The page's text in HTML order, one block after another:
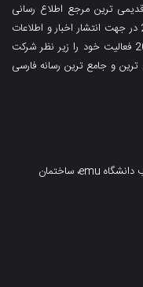
قدیمی ترین مرجع اطلاع رسانی
فارسی زبان در قبرس فعالیت خود را از سال 2014 در جهت انتشار اخبار و اطلاعات
در حوزه های مختلف آغاز کرده و از آغاز سال 2019 فعالیت خود را زیر نظر شرکت
و جامع ترین رسانه فارسی
قبرس شمالی، فاماگوستا، خیابان سالامیس، جنب دانشگاه emu، ساختمان